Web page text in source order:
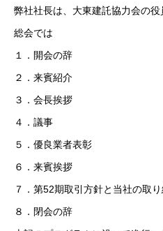
弊社社長は、大東建託協力会の役
総会では
１．開会の辞
２．来賓紹介
３．会長挨拶
４．議事
５．優良業者表彰
６．来賓挨拶
７．第52期取引方針と当社の取
８．閉会の辞